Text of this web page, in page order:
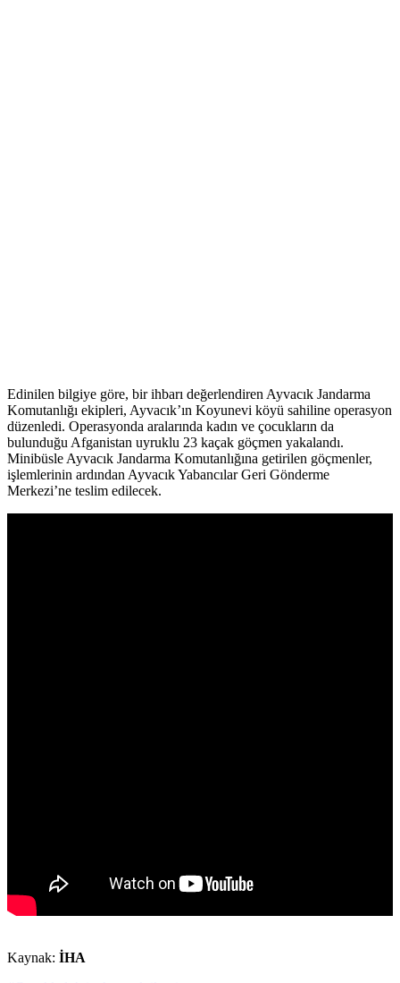
Edinilen bilgiye göre, bir ihbarı değerlendiren Ayvacık Jandarma
Komutanlığı ekipleri, Ayvacık’ın Koyunevi köyü sahiline operasyon
düzenledi. Operasyonda aralarında kadın ve çocukların da
bulunduğu Afganistan uyruklu 23 kaçak göçmen yakalandı.
Minibüsle Ayvacık Jandarma Komutanlığına getirilen göçmenler,
işlemlerinin ardından Ayvacık Yabancılar Geri Gönderme
Merkezi’ne teslim edilecek.
Kaynak: İHA